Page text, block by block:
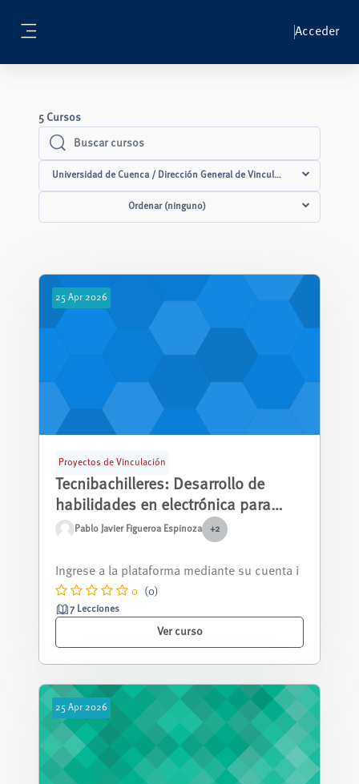
Acceder
5 Cursos
Buscar cursos
Buscar cursos
Universidad de Cuenca / Dirección General de Vinculación con la
Ordenar (ninguno)
25 Apr 2026
Proyectos de Vinculación
Tecnibachilleres: Desarrollo de
habilidades en electrónica para
estudiantes de bachillerato en
unidades educativas fiscales de
Cuenca - Segundo Año
Pablo Javier Figueroa Espinoza +2
es una introducción práctica al mu...
0 (0)
7 Lecciones
Ver curso
25 Apr 2026